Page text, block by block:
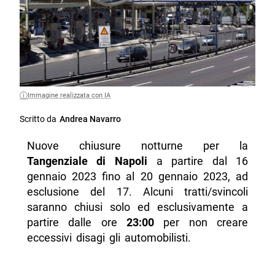
Immagine realizzata con IA
Scritto da Andrea Navarro
Nuove chiusure notturne per la
Tangenziale di Napoli a partire dal 16
gennaio 2023 fino al 20 gennaio 2023, ad
esclusione del 17. Alcuni tratti/svincoli
saranno chiusi solo ed esclusivamente a
partire dalle ore 23:00 per non creare
eccessivi disagi gli automobilisti.